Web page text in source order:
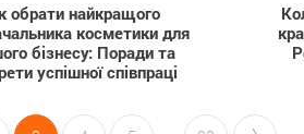
обрати найкращого
косметики для
бізнесу: Поради та
успішної співпраці